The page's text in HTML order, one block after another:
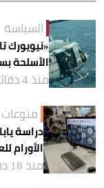
السياسة
«نيويورك
الأسلحة
منذ 4 دقائق
منوعات
دراسة
الأورام
منذ 18 دقيقة